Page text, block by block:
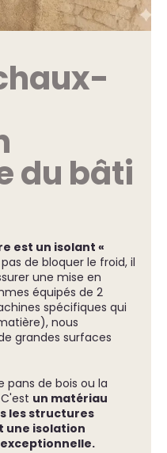
du bâti
est un isolant «
de bloquer le froid, il
une mise en
équipés de 2
spécifiques qui
nous
grandes surfaces
pans de bois ou la
un matériau
les structures
une isolation